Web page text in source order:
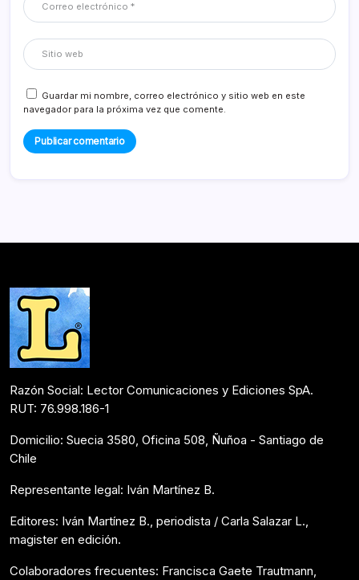
Guardar mi nombre, correo electrónico y sitio web en este
navegador para la próxima vez que comente.
Razón Social: Lector Comunicaciones y Ediciones SpA.
RUT: 76.998.186-1
Domicilio: Suecia 3580, Oficina 508, Ñuñoa - Santiago de
Chile
Representante legal: Iván Martínez B.
Editores: Iván Martínez B., periodista / Carla Salazar L.,
magister en edición.
Colaboradores frecuentes: Francisca Gaete Trautmann,